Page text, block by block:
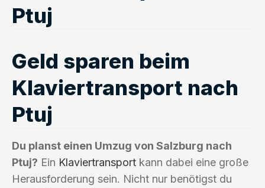
Ptuj
Geld sparen beim
Klaviertransport nach
Ptuj
Du planst einen Umzug von Salzburg nach
Ptuj? Ein Klaviertransport kann dabei eine große
Herausforderung sein. Nicht nur benötigst du